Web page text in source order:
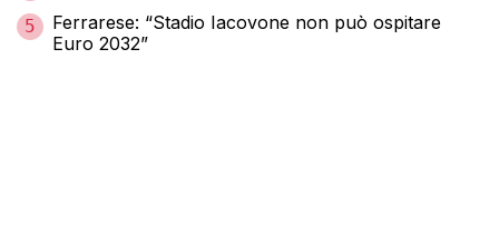
5
Ferrarese: “Stadio Iacovone non può ospitare
Euro 2032”